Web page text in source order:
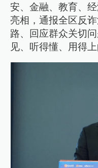
安、金融、教育、
亮相，通报全区反
路、回应群众关切
见、听得懂、用得上